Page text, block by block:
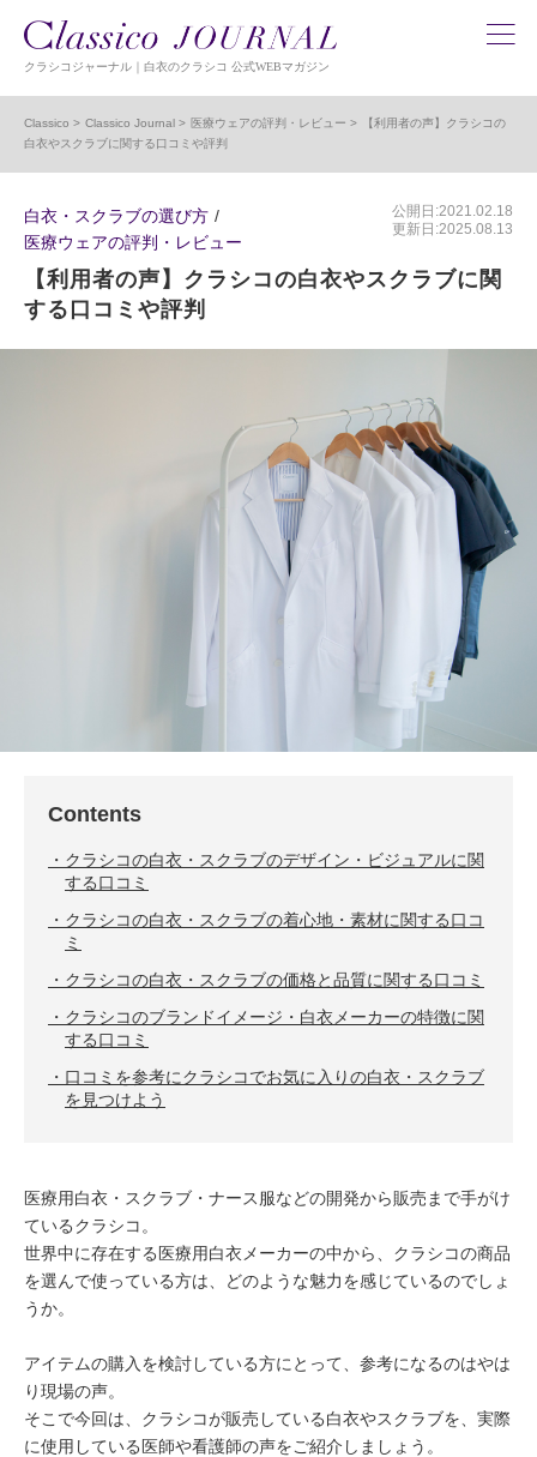
クラシコジャーナル｜白衣のクラシコ 公式WEBマガジン
Classico Classico Journal 医療ウェアの評判・レビュー
【利用者の声】クラシコの
白衣やスクラブに関する口コミや評判
白衣・スクラブの選び方
医療ウェアの評判・レビュー
公開日:2021.02.18
更新日:2025.08.13
【利用者の声】クラシコの白衣やスクラブに関
する口コミや評判
Contents
クラシコの白衣・スクラブのデザイン・ビジュアルに関
する口コミ
クラシコの白衣・スクラブの着心地・素材に関する口コ
ミ
クラシコの白衣・スクラブの価格と品質に関する口コミ
クラシコのブランドイメージ・白衣メーカーの特徴に関
する口コミ
口コミを参考にクラシコでお気に入りの白衣・スクラブ
を見つけよう
医療用白衣・スクラブ・ナース服などの開発から販売まで手がけ
ているクラシコ。
世界中に存在する医療用白衣メーカーの中から、クラシコの商品
を選んで使っている方は、どのような魅力を感じているのでしょ
うか。
アイテムの購入を検討している方にとって、参考になるのはやは
り現場の声。
そこで今回は、クラシコが販売している白衣やスクラブを、実際
に使用している医師や看護師の声をご紹介しましょう。